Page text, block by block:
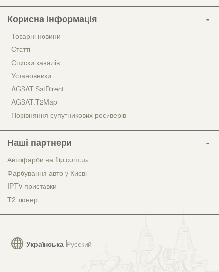
Українська Русский
Корисна інформація
Товарні новини
Статті
Списки каналів
Установники
AGSAT.SatDirect
AGSAT.T2Map
Порівняння супутникових ресиверів
Наші партнери
Автофарби на flip.com.ua
Фарбування авто у Києві
IPTV приставки
Т2 тюнер